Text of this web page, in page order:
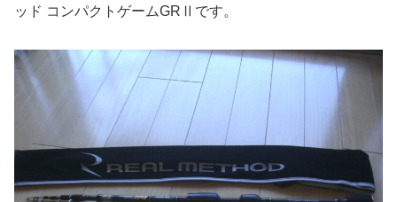
ッド コンパクトゲームGRⅡです。